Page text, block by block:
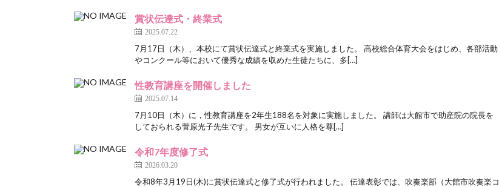
賞状伝達式・終業式
2025.07.22
7月17日（木）、本校にて賞状伝達式と終業式を実施しました。 高校総合体育大会をはじめ、各部活動
やコンクール等において優秀な成績を収めた生徒たちに、多[…]
性教育講座を開催しました
2025.07.14
7月10日（木）に，性教育講座を2年生188名を対象に実施しました。 講師は大館市で助産院の院長を
しておられる菅原光子先生です。 男女が互いに人格を尊[…]
令和7年度修了式
2026.03.20
令和8年3月19日(木)に賞状伝達式と修了式が行われました。 伝達表彰では、吹奏楽部（大館市吹奏楽コ